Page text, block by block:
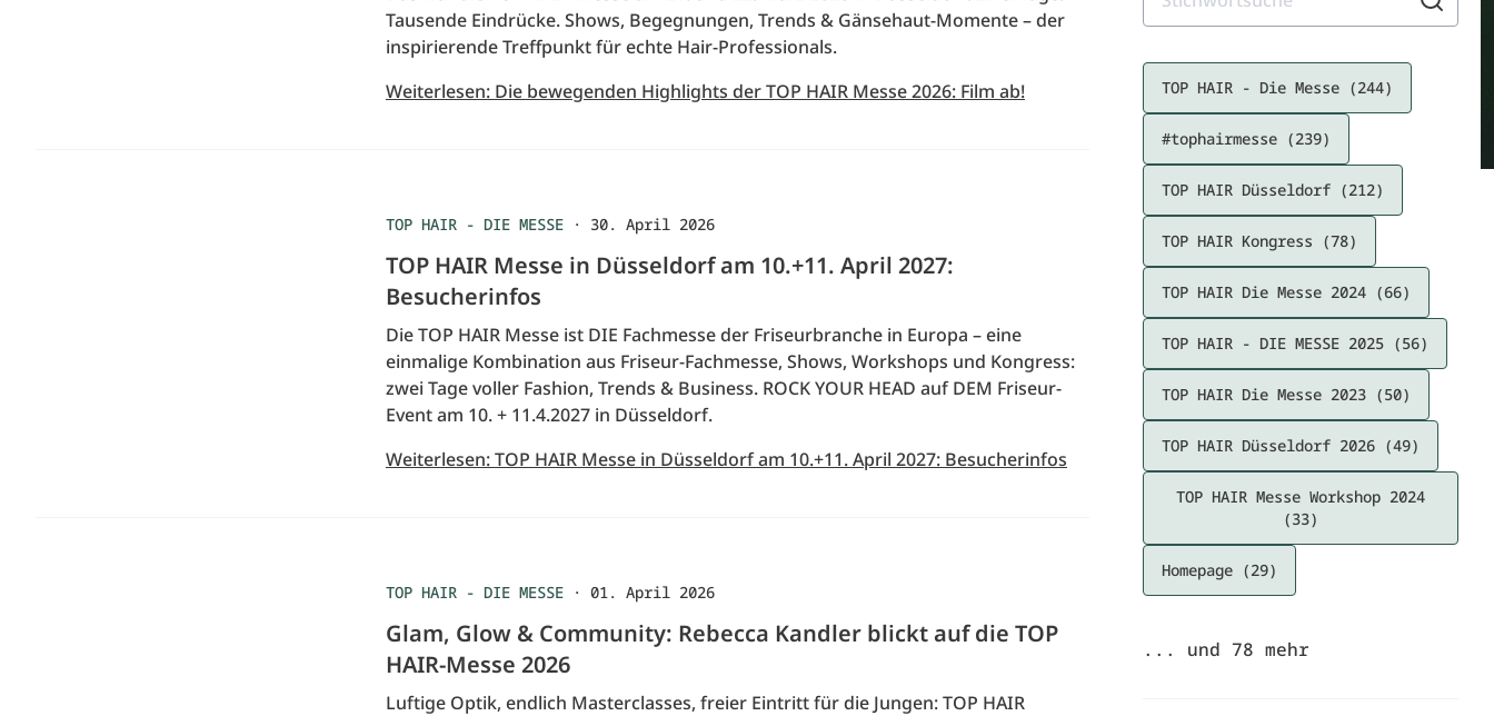
Tausende Eindrücke. Shows, Begegnungen, Trends & Gänsehaut-Momente – der
inspirierende Treffpunkt für echte Hair-Professionals.
Weiterlesen: Die bewegenden Highlights der TOP HAIR Messe 2026: Film ab!
TOP HAIR - DIE MESSE · 30. April 2026
TOP HAIR Messe in Düsseldorf am 10.+11. April 2027:
Besucherinfos
Die TOP HAIR Messe ist DIE Fachmesse der Friseurbranche in Europa – eine
einmalige Kombination aus Friseur-Fachmesse, Shows, Workshops und Kongress:
zwei Tage voller Fashion, Trends & Business. ROCK YOUR HEAD auf DEM Friseur-
Event am 10. + 11.4.2027 in Düsseldorf.
Weiterlesen: TOP HAIR Messe in Düsseldorf am 10.+11. April 2027: Besucherinfos
TOP HAIR - DIE MESSE · 01. April 2026
Glam, Glow & Community: Rebecca Kandler blickt auf die TOP
HAIR-Messe 2026
Luftige Optik, endlich Masterclasses, freier Eintritt für die Jungen: TOP HAIR
TOP HAIR - Die Messe (244)
#tophairmesse (239)
TOP HAIR Düsseldorf (212)
TOP HAIR Kongress (78)
TOP HAIR Die Messe 2024 (66)
TOP HAIR - DIE MESSE 2025 (56)
TOP HAIR Die Messe 2023 (50)
TOP HAIR Düsseldorf 2026 (49)
TOP HAIR Messe Workshop 2024
(33)
Homepage (29)
... und 78 mehr